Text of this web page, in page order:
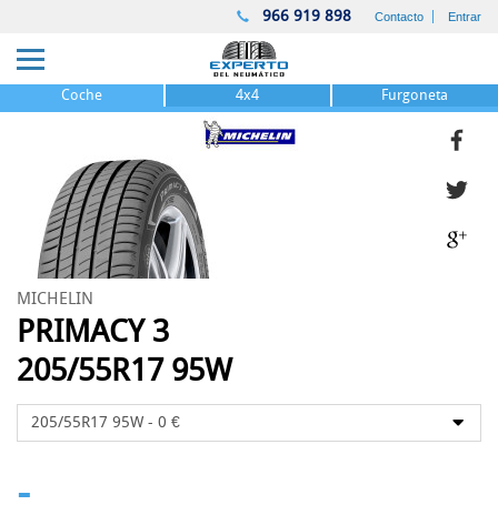
966 919 898 Contacto Entrar
Coche 4x4 Furgoneta
MICHELIN
PRIMACY 3
205/55R17 95W
-